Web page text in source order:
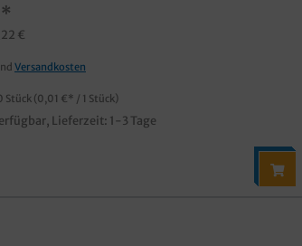
€
Versandkosten
Stück (0,01 €* / 1 Stück)
Lieferzeit: 1-3 Tage